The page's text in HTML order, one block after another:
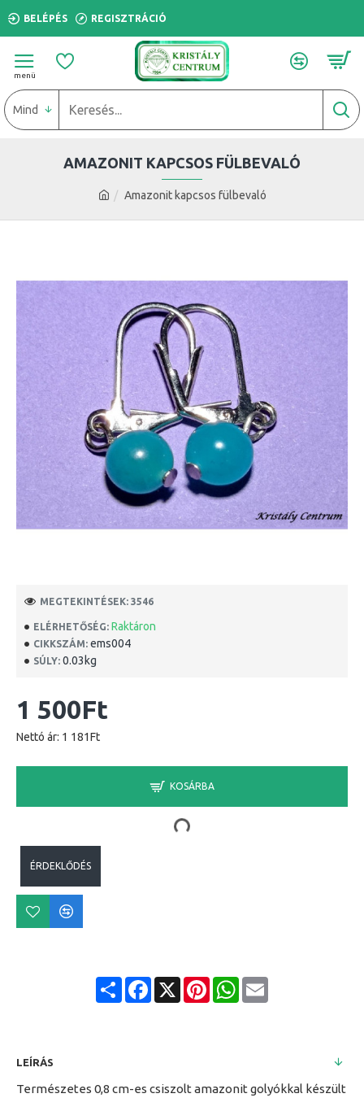
BELÉPÉS REGISZTRÁCIÓ
Mind
Amazonit kapcsos fülbevaló
AMAZONIT KAPCSOS FÜLBEVALÓ
ELÉRHETŐSÉG: Raktáron
CIKKSZÁM: ems004
SÚLY: 0.03kg
MEGTEKINTÉSEK: 3546
1 500Ft
Nettó ár: 1 181Ft
KOSÁRBA
ÉRDEKLŐDÉS
ShareFacebook
X PinterestWhatsApp
Email
LEÍRÁS
Természetes 0,8 cm-es csiszolt amazonit golyókkal készült